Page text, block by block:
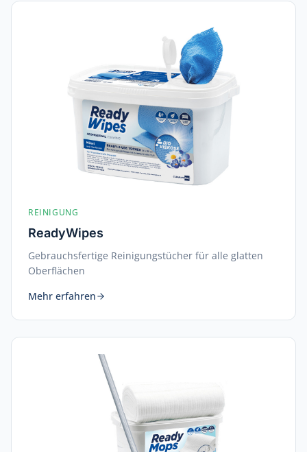
REINIGUNG
ReadyWipes
Gebrauchsfertige Reinigungstücher für alle glatten
Oberflächen
Mehr erfahren